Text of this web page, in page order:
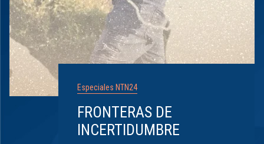
Especiales NTN24
FRONTERAS DE
INCERTIDUMBRE